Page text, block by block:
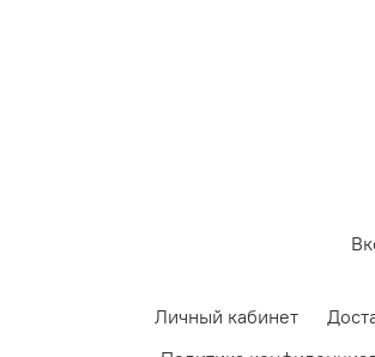
Личный кабинет